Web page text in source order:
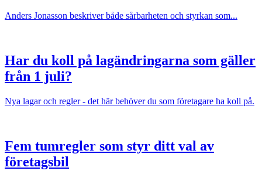
Anders Jonasson beskriver både sårbarheten och styrkan som...
Har du koll på lagändringarna som gäller
från 1 juli?
Nya lagar och regler - det här behöver du som företagare ha koll på.
Fem tumregler som styr ditt val av
företagsbil